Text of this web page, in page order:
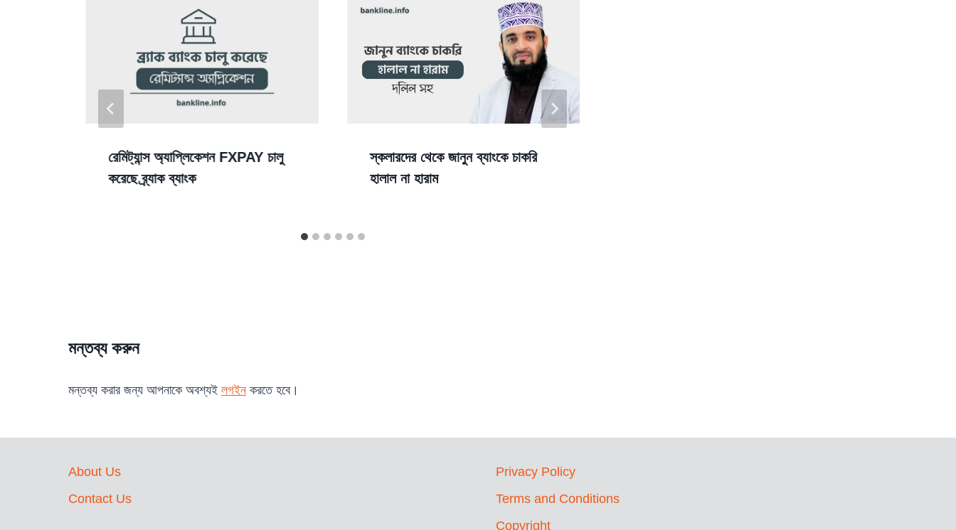
রেমিট্যান্স অ্যাপ্লিকেশন FXPAY চালু
করেছে ব্র্যাক ব্যাংক
স্কলারদের থেকে জানুন ব্যাংকে চাকরি
হালাল না হারাম
মন্তব্য করুন
মন্তব্য করার জন্য আপনাকে অবশ্যই লগইন করতে হবে।
About Us
Contact Us
Privacy Policy
Terms and Conditions
Copyright